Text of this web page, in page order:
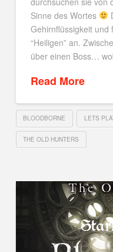
Sinne des Wortes
Gehirnflüssigkeit und
“Heiligen” an.
über einen Boss…
Read More
BLOODBORNE LETS
THE OLD HUNTERS